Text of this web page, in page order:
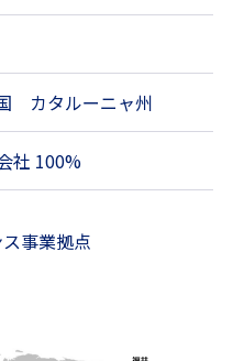
カタルーニャ州
社 100%
事業拠点